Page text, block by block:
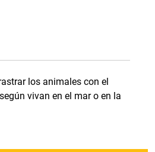
los animales con el
vivan en el mar o en la